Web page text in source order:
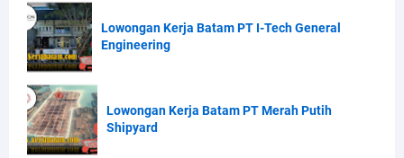
Lowongan Kerja Batam PT I-Tech General
Engineering
Lowongan Kerja Batam PT Merah Putih
Shipyard